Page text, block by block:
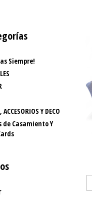
Siempre!
ACCESORIOS Y DECO
de Casamiento Y